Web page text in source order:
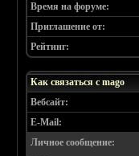
Время на форуме:
Приглашение от:
Рейтинг:
Как связаться с mago
Вебсайт:
E-Mail:
Личное сообщение: